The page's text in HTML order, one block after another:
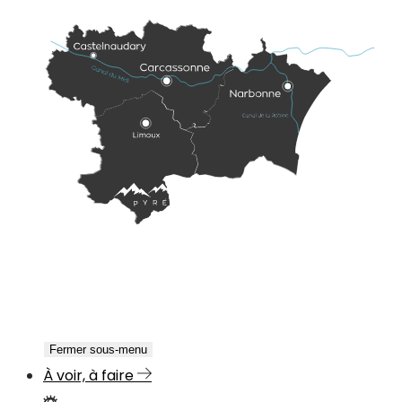
Fermer sous-menu
À voir, à faire